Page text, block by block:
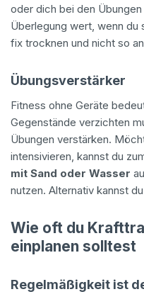
oder dich bei den
Überlegung wert, wenn du
fix trocknen und nicht so
Übungsverstärker
Fitness ohne Geräte
Gegenstände verzichten
Übungen verstärken.
intensivieren, kannst du
mit Sand oder Wasser
nutzen. Alternativ kannst
Wie oft du
einplanen solltest
Regelmäßigkeit ist